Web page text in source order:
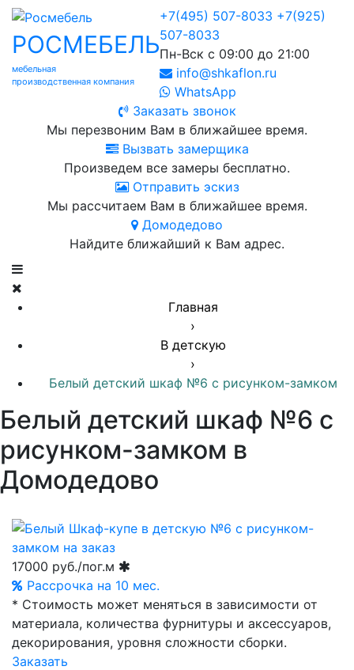
РОСМЕБЕЛЬ
мебельная
производственная компания
+7(495) 507-8033 +7(925)
507-8033
Пн-Вск с 09:00 до 21:00
info@shkaflon.ru
WhatsApp
Заказать звонок
Мы перезвоним Вам в ближайшее время.
Вызвать замерщика
Произведем все замеры бесплатно.
Отправить эскиз
Мы рассчитаем Вам в ближайшее время.
Домодедово
Найдите ближайший к Вам адрес.
Главная
›
В детскую
›
Белый детский шкаф №6 с рисунком-замком
Белый детский шкаф №6 с
рисунком-замком в
Домодедово
17000 руб./пог.м
Рассрочка на 10 мес.
* Стоимость может меняться в зависимости от
материала, количества фурнитуры и аксессуаров,
декорирования, уровня сложности сборки.
Заказать